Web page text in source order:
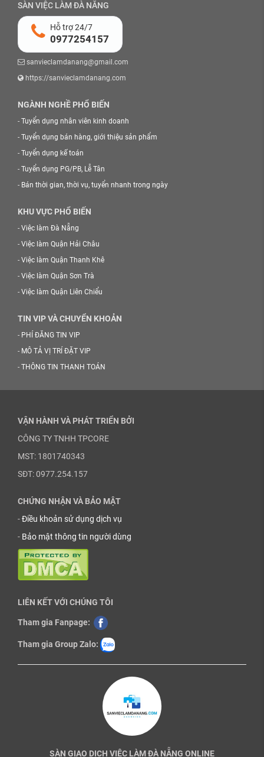
SÀN VIỆC LÀM ĐÀ NẴNG
Hỗ trợ 24/7
0977254157
sanvieclamdanang@gmail.com
https://sanvieclamdanang.com
NGÀNH NGHỀ PHỔ BIẾN
- Tuyển dụng nhân viên kinh doanh
- Tuyển dụng bán hàng, giới thiệu sản phẩm
- Tuyển dụng kế toán
- Tuyển dụng PG/PB, Lễ Tân
- Bán thời gian, thời vụ, tuyển nhanh trong ngày
KHU VỰC PHỔ BIẾN
- Việc làm Đà Nẵng
- Việc làm Quận Hải Châu
- Việc làm Quận Thanh Khê
- Việc làm Quận Sơn Trà
- Việc làm Quận Liên Chiểu
TIN VIP VÀ CHUYỂN KHOẢN
- PHÍ ĐĂNG TIN VIP
- MÔ TẢ VỊ TRÍ ĐẶT VIP
- THÔNG TIN THANH TOÁN
VẬN HÀNH VÀ PHÁT TRIỂN BỞI
CÔNG TY TNHH TPCORE
MST: 1801740343
SĐT: 0977.254.157
CHỨNG NHẬN VÀ BẢO MẬT
-Điều khoản sử dụng dịch vụ
- Bảo mật thông tin người dùng
LIÊN KẾT VỚI CHÚNG TÔI
Tham gia Fanpage:
Tham gia Group Zalo:
SÀN GIAO DỊCH VIỆC LÀM ĐÀ NẴNG ONLINE